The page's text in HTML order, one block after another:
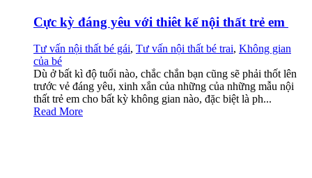
Cực kỳ đáng yêu với thiêt kế nội thất trẻ em
Tư vấn nội thất bé gái, Tư vấn nội thất bé trai, Không gian
của bé
Dù ở bất kì độ tuổi nào, chắc chắn bạn cũng sẽ phải thốt lên
trước vẻ đáng yêu, xinh xắn của những của những mẫu nội
thất trẻ em cho bất kỳ không gian nào, đặc biệt là ph...
Read More